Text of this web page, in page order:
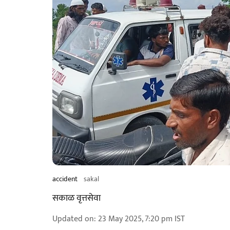
accident sakal
सकाळ वृत्तसेवा
Updated on: 23 May 2025, 7:20 pm IST